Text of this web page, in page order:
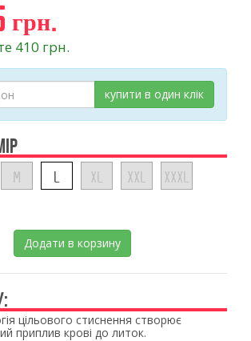
грн.
410 грн.
купити в один клік
M L XL XXL XXXL
Додати в корзину
цільового стиснення створює
приплив крові до литок.